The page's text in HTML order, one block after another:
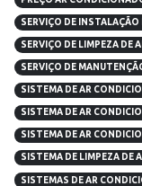
SERVIÇO DE
SERVIÇO DE LIMPEZA DE
SERVIÇO DE
SISTEMA DE AR
SISTEMA DE AR
SISTEMA DE AR
SISTEMA DE LIMPEZA DE
SISTEMAS DE AR